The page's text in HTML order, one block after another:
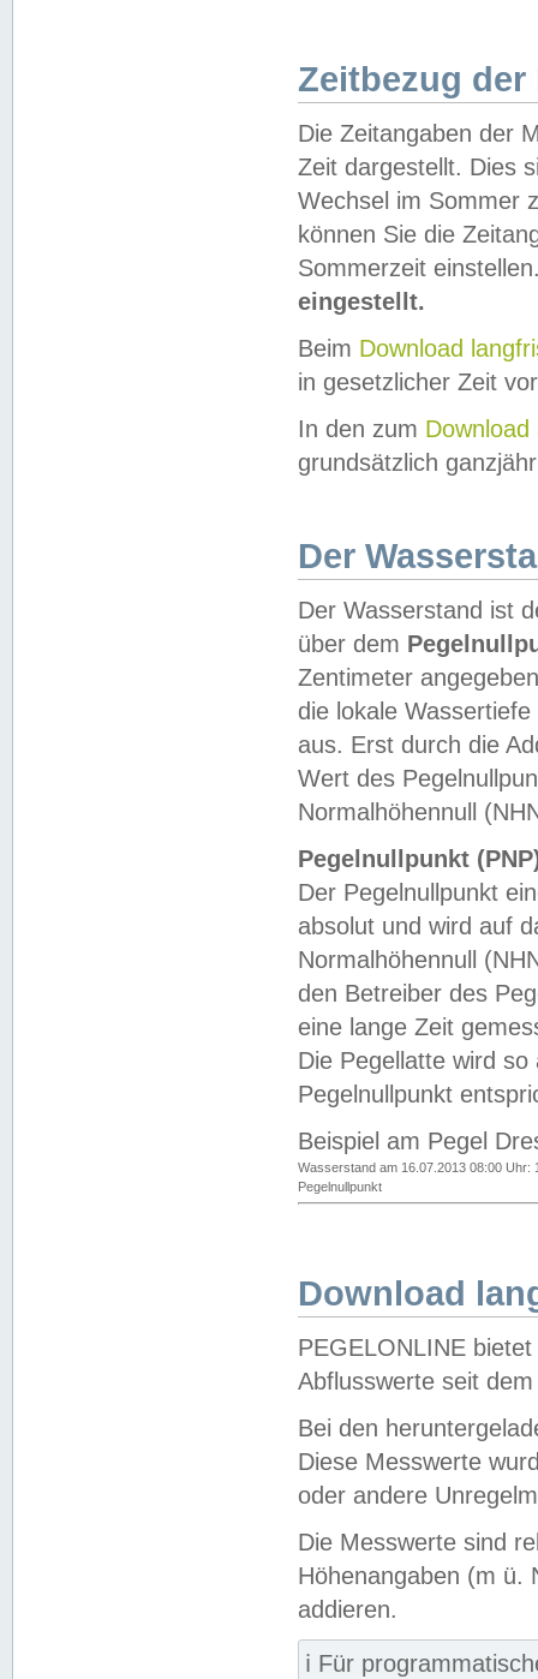
Zeitbezug der
Die Zeitangaben der
Zeit dargestellt. Dies
Wechsel im Sommer
können Sie die
Sommerzeit
eingestellt.
Beim Download
in gesetzlicher Zeit
In den zum Download
grundsätzlich
Der
Der Wasserstand ist
über dem
Zentimeter
die lokale
aus. Erst durch die
Wert des
Normalhöhennull
Pegelnullpunkt
Der Pegelnullpunkt
absolut und wird auf
Normalhöhennull
den Betreiber des
eine lange Zeit
Die Pegellatte wird
Pegelnullpunkt
Beispiel am Pegel
Wasserstand am 16.07.2013 08:00 Uhr:
Pegelnullpunkt
Download
PEGELONLINE
Abflusswerte seit
Bei den
Diese Messwerte
oder andere
Die Messwerte sind
Höhenangaben (m ü.
addieren.
ℹ️ Für